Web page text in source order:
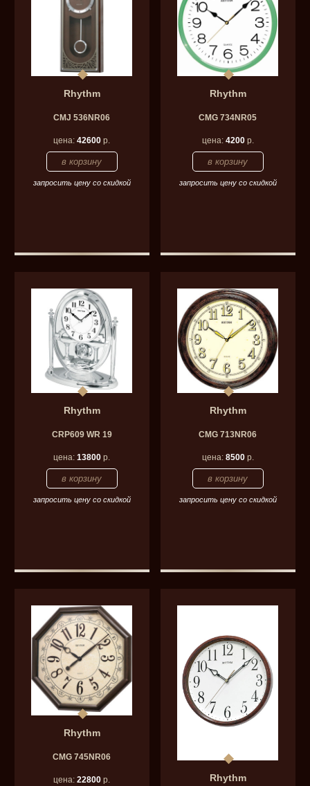
Rhythm
CMJ 536NR06
цена:42600 р.
запросить цену со скидкой
Rhythm
CMG 734NR05
цена: 4200р.
запросить цену со скидкой
Rhythm
CRP609 WR 19
цена:13800 р.
запросить цену со скидкой
Rhythm
CMG 713NR06
цена: 8500р.
запросить цену со скидкой
Rhythm
CMG 745NR06
цена:22800 р. Rhythm